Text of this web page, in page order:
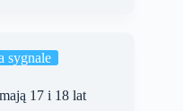
sygnale
17 i 18 lat